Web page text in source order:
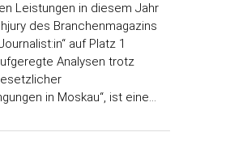
Leistungen in diesem Jahr
des Branchenmagazins
auf Platz 1
Analysen trotz
in Moskau“, ist eine…